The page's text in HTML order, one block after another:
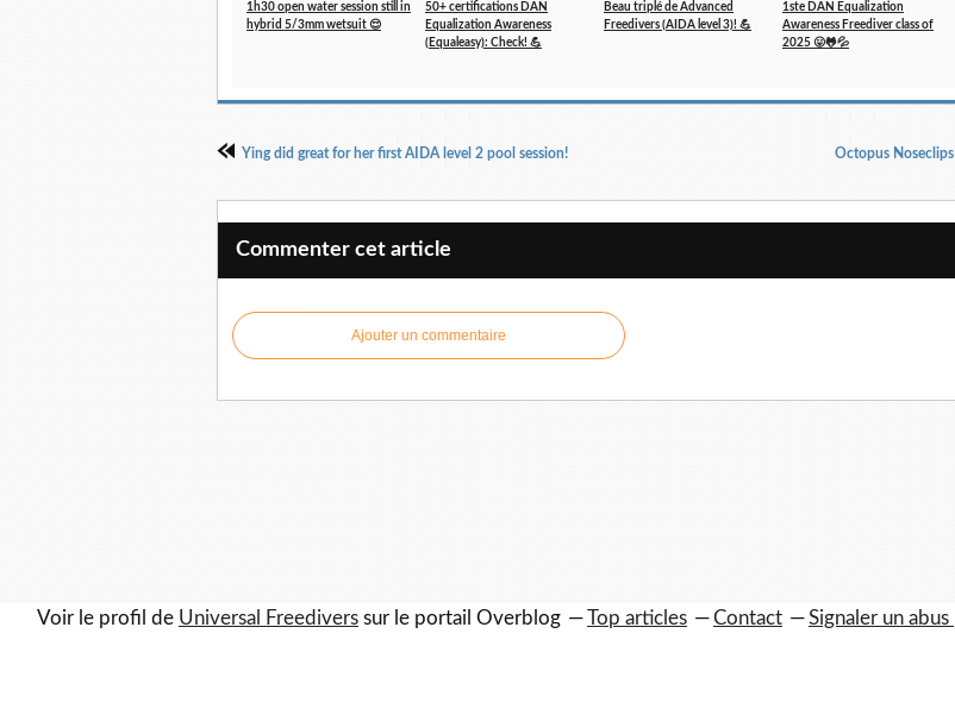
1h30 open water session still in
hybrid 5/3mm wetsuit 😌
50+ certifications DAN
Equalization Awareness
(Equaleasy): Check! 💪
Beau triplé de Advanced
Freedivers (AIDA level 3)! 💪
1ste DAN Equalization
Awareness Freediver class of
2025 😛🐸💦
Ying did great for her first AIDA level 2 pool session! Octopus Noseclips
Commenter cet article
Ajouter un commentaire
Voir le profil de Universal Freedivers sur le portail Overblog Top articles Contact Signaler un abus